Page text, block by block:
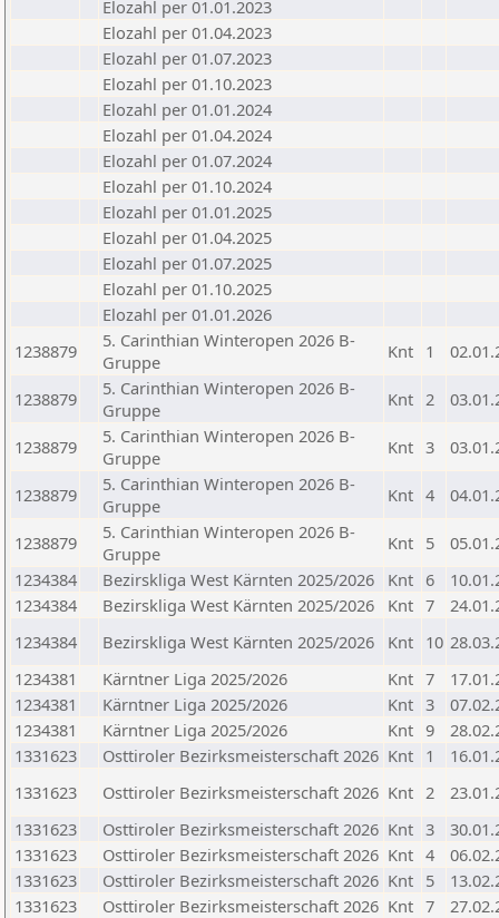
Elozahl per 01.01.2023
Elozahl per 01.04.2023
Elozahl per 01.07.2023
Elozahl per 01.10.2023
Elozahl per 01.01.2024
Elozahl per 01.04.2024
Elozahl per 01.07.2024
Elozahl per 01.10.2024
Elozahl per 01.01.2025
Elozahl per 01.04.2025
Elozahl per 01.07.2025
Elozahl per 01.10.2025
Elozahl per 01.01.2026
1238879
5. Carinthian Winteropen 2026 B-
Gruppe
Knt 1
1238879
5. Carinthian Winteropen 2026 B-
Gruppe
Knt 2
1238879
5. Carinthian Winteropen 2026 B-
Gruppe
Knt 3
1238879
5. Carinthian Winteropen 2026 B-
Gruppe
Knt 4
1238879
5. Carinthian Winteropen 2026 B-
Gruppe
Knt 5
1234384
Bezirskliga West Kärnten 2025/2026 Knt 6
1234384
Bezirskliga West Kärnten 2025/2026 Knt 7
1234384
Bezirskliga West Kärnten 2025/2026 Knt 10
1234381
Kärntner Liga 2025/2026 Knt 7
1234381
Kärntner Liga 2025/2026 Knt 3
1234381
Kärntner Liga 2025/2026 Knt 9
1331623
Osttiroler Bezirksmeisterschaft 2026 Knt 1
1331623
Osttiroler Bezirksmeisterschaft 2026 Knt 2
1331623
Osttiroler Bezirksmeisterschaft 2026 Knt 3
1331623
Osttiroler Bezirksmeisterschaft 2026 Knt 4
1331623
Osttiroler Bezirksmeisterschaft 2026 Knt 5
1331623
Osttiroler Bezirksmeisterschaft 2026 Knt 7